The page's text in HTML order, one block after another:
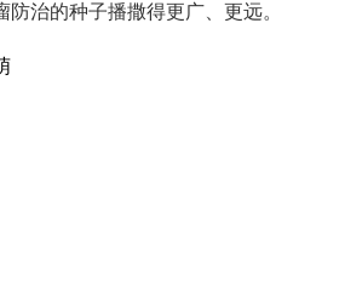
治的种子播撒得更广、更远。